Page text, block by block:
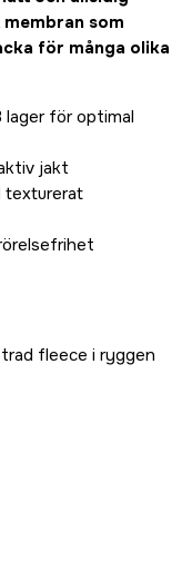
som
för många olika
lager för optimal
jakt
texturerat
fleece i ryggen